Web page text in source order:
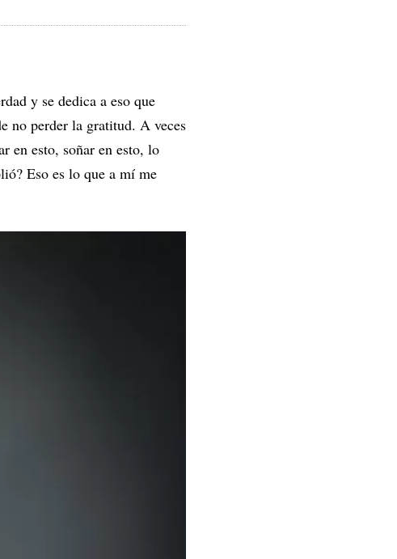
y se dedica a eso que
no perder la gratitud. A veces
en esto, soñar en esto, lo
Eso es lo que a mí me